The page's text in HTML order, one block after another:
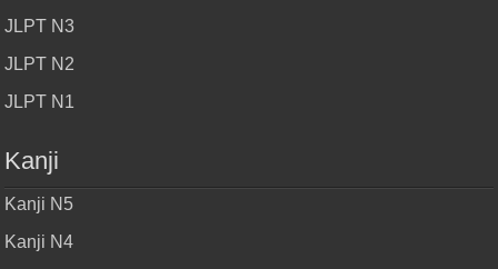
JLPT N3
JLPT N2
JLPT N1
Kanji
Kanji N5
Kanji N4